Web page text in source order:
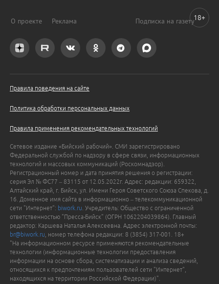
О проекте Реклама Подписка на газету
Правила поведения на сайте
Политика обработки персональных данных
Правила применения рекомендательных технологий
Сетевое издание «Бийский рабочий». СМИ зарегистрировано
Федеральной службой по надзору в сфере связи, информационных
технологий и массовых коммуникаций (Роскомнадзор).
Регистрационный номер и дата принятия решения о регистрации:
серия Эл № ФС77 – 83115 от 12.05.2022г. Адрес: редакции: 659322,
Алтайский край, г. Бийск, ул. Имени Героя Советского Союза Спекова, д.
16. Доменное имя сайта в информационно – телекоммуникационной
сети "Интернет": biwork.ru . Учредитель: Общество с ограниченной
ответственностью "Пресса-Бийск" (ОГРН 1062204039864). Главный
редактор: Каршева Наталья Алексеевна. Адрес электронной почты:
br@biwork.ru , номер телефона редакции: 8 (3854) 317-001. 18+
"На информационном ресурсе применяются рекомендательные
технологии (информационные технологии предоставления
информации на основе сбора, систематизации и анализа сведений,
относящихся к предпочтениям пользователей сети "Интернет",
находящихся на территории Российской Федерации)".
18+